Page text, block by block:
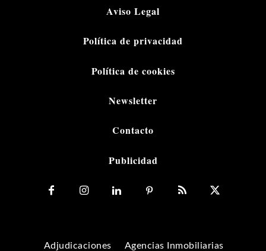
Aviso Legal
Política de privacidad
Política de cookies
Newsletter
Contacto
Publicidad
Adjudicaciones
Agencias Inmobiliarias